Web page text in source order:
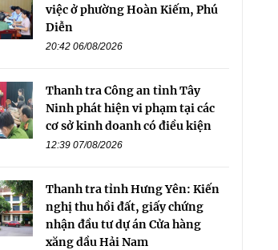
việc ở phường Hoàn Kiếm, Phú
Diễn
20:42 06/08/2026
Thanh tra Công an tỉnh Tây
Ninh phát hiện vi phạm tại các
cơ sở kinh doanh có điều kiện
12:39 07/08/2026
Thanh tra tỉnh Hưng Yên: Kiến
nghị thu hồi đất, giấy chứng
nhận đầu tư dự án Cửa hàng
xăng dầu Hải Nam